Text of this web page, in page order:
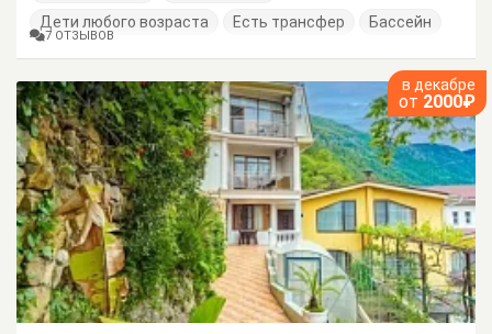
Дети любого возраста
Есть трансфер Бассейн
7 ОТЗЫВОВ
в декабре
от 2000₽